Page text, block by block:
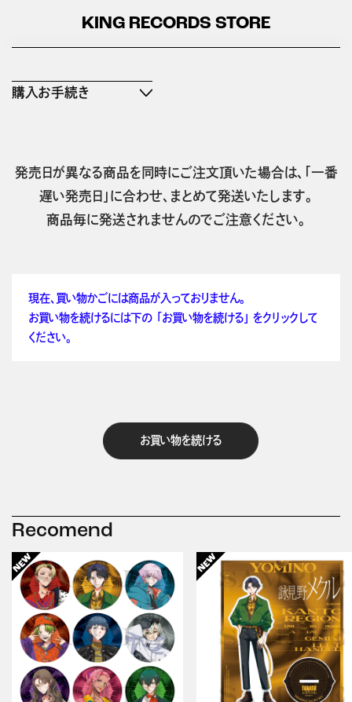
KING RECORDS STORE
購入お手続き
発売日が異なる商品を同時にご注文頂いた場合は、「一番
遅い発売日」に合わせ、まとめて発送いたします。
商品毎に発送されませんのでご注意ください。
現在、買い物かごには商品が入っておりません。
お買い物を続けるには下の 「お買い物を続ける」 をクリックして
ください。
お買い物を続ける
Recomend